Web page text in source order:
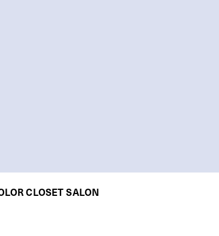
CLOSET SALON